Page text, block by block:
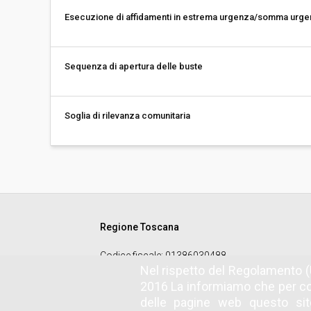
Esecuzione di affidamenti in estrema urgenza/somma
Sequenza di apertura delle buste
Soglia di rilevanza comunitaria
Regione Toscana
Codice fiscale: 01386030488
Nel rispetto del Regolamento
2016 La informiamo che per
delle pagine web questo